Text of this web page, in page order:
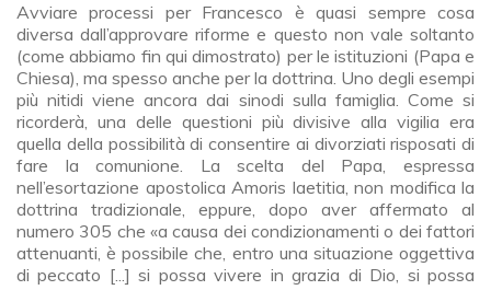
Avviare processi per Francesco è quasi sempre cosa
diversa dall’approvare riforme e questo non vale soltanto
(come abbiamo fin qui dimostrato) per le istituzioni (Papa e
Chiesa), ma spesso anche per la dottrina. Uno degli esempi
più nitidi viene ancora dai sinodi sulla famiglia. Come si
ricorderà, una delle questioni più divisive alla vigilia era
quella della possibilità di consentire ai divorziati risposati di
fare la comunione. La scelta del Papa, espressa
nell’esortazione apostolica Amoris laetitia, non modifica la
dottrina tradizionale, eppure, dopo aver affermato al
numero 305 che «a causa dei condizionamenti o dei fattori
attenuanti, è possibile che, entro una situazione oggettiva
di peccato [...] si possa vivere in grazia di Dio, si possa